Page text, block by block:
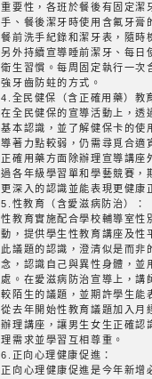
重要性，各班於餐後有固定潔
手、餐後潔牙時使用含氟牙膏
餐前洗手紀錄和潔牙表，隨時
另外持續宣導睡前潔牙、每日
衛生習慣。每周固定執行一次
強牙齒防蛀的方式。
4.全民健保（含正確用藥）教
在全民健保的宣導活動上，透
基本認識，並了解健保卡的使
導著力點較弱，仍需尋覓合適
正確用藥方面除辦理宣導講座
過各年級學習單和學藝競賽，
更深入的認識並能表現更健康
5.性教育（含愛滋病防治）：
性教育實施配合學校輔導室性
動，提供學生性教育講座及性
此議題的認識，澄清似是而非
念，認識自己與異性身體，並
處。在愛滋病防治宣導上，講
較陌生的議題，並期許學生能
從去年開始性教育議題加入月
辦理講座，讓男生女生正確認
理需求並學習互相尊重。
6.正向心理健康促進：
正向心理健康促進是今年新增